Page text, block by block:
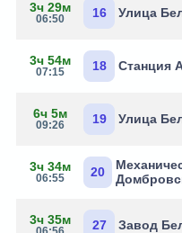
3ч 29м
06:50 16 Улица
3ч 54м
07:15 18 Станция
6ч 5м
09:26 19 Улица
3ч 34м
06:55 20
3ч 35м 27 Завод